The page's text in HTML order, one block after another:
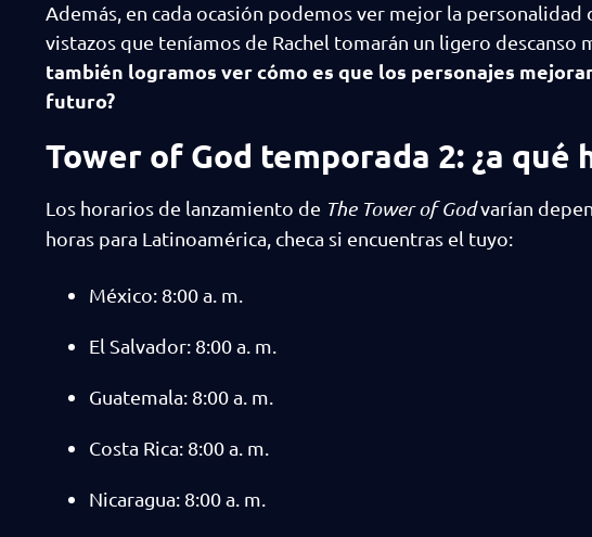
Además, en cada ocasión podemos ver mejor la
vistazos que teníamos de Rachel tomarán un ligero
también logramos ver cómo es que los personajes
futuro?
Tower of God temporada 2: ¿a qué
Los horarios de lanzamiento de The Tower of Godvarían
horas para Latinoamérica, checa si encuentras el tuyo:
México: 8:00 a. m.
El Salvador: 8:00 a. m.
Guatemala: 8:00 a. m.
Costa Rica: 8:00 a. m.
Nicaragua: 8:00 a. m.